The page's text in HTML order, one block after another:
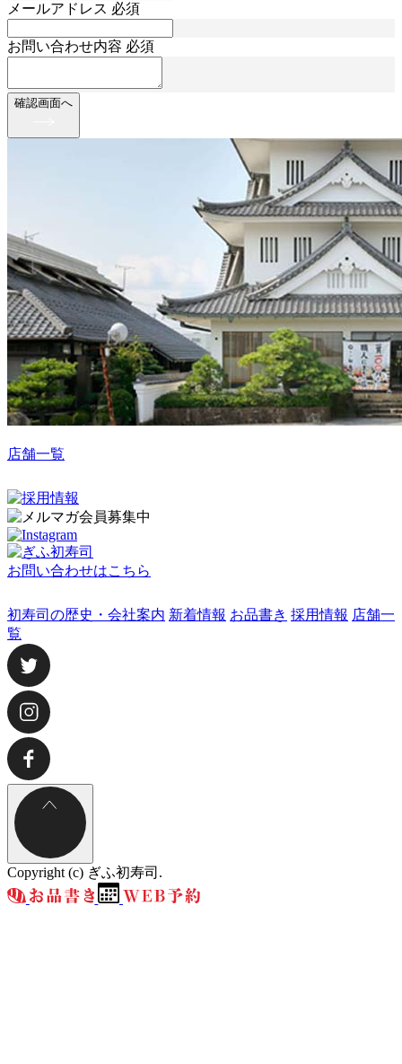
メールアドレス 必須
お問い合わせ内容 必須
確認画面へ
店舗一覧
お問い合わせはこちら
初寿司の歴史・会社案内 新着情報 お品書き 採用情報 店舗一
覧
Copyright (c) ぎふ初寿司.